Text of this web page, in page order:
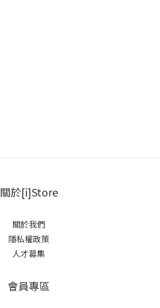
關於[i]Store
關於我們
隱私權政策
人才募集
會員專區